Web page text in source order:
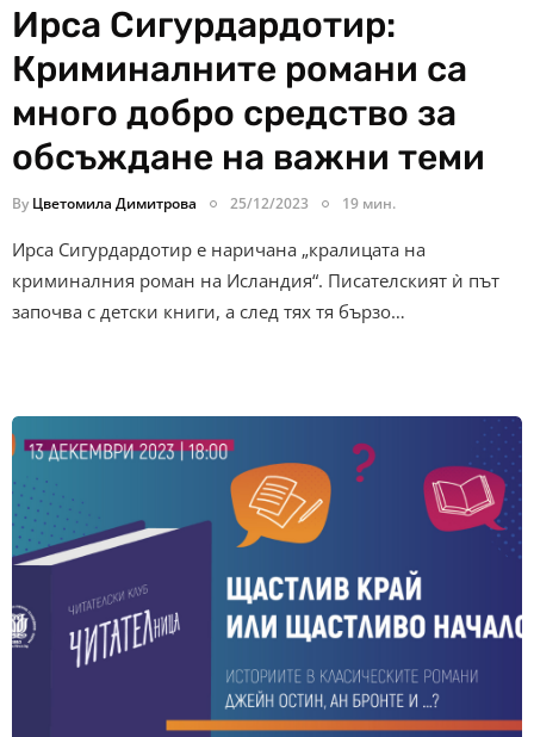
Ирса Сигурдардотир:
Криминалните романи са
много добро средство за
обсъждане на важни теми
By Цветомила Димитрова 25/12/2023 19 мин.
Ирса Сигурдардотир е наричана „кралицата на
криминалния роман на Исландия“. Писателският ѝ път
започва с детски книги, а след тях тя бързо…